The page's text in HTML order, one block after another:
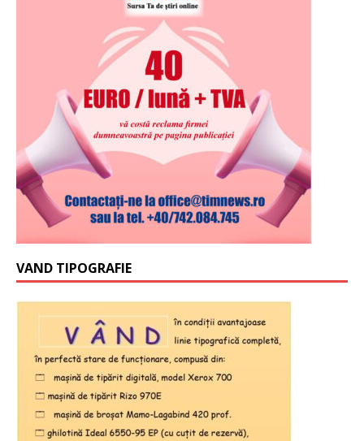
VAND TIPOGRAFIE